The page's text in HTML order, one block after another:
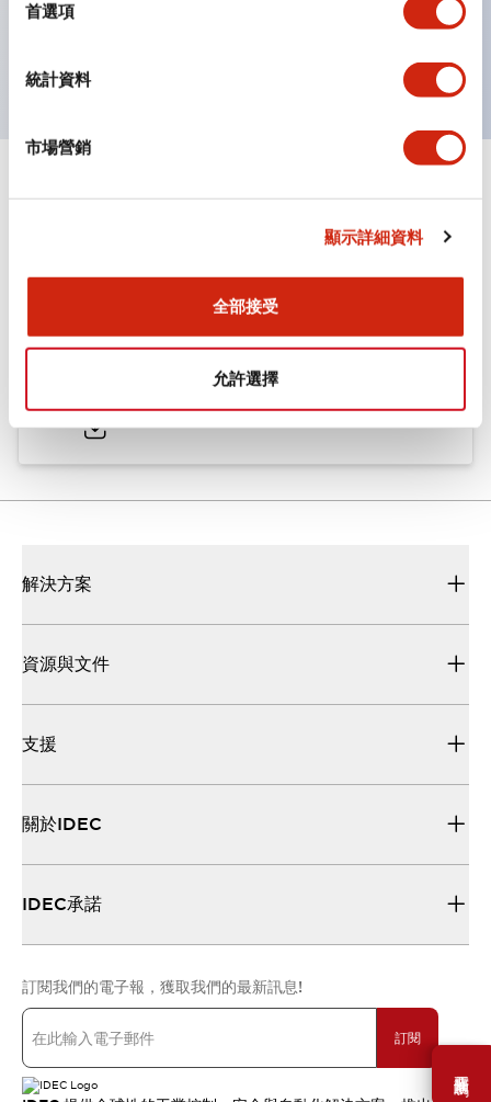
首選項
統計資料
市場營銷
顯示詳細資料
全部接受
允許選擇
需要幫助嗎？
手柄可從6種中選擇
文件和檔案
型錄和宣傳手冊 CAD檔 認證與標準
ø25/30 系列 CS型 凸輪開關
793.91KB
解決方案
資源與文件
支援
關於IDEC
IDEC承諾
訂閱我們的電子報，獲取我們的最新訊息!
訂閱